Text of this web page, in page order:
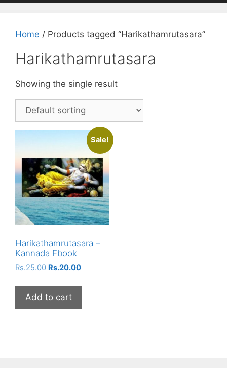
Home / Products tagged “Harikathamrutasara”
Harikathamrutasara
Showing the single result
Sale!
Harikathamrutasara –
Kannada Ebook
Rs.25.00 Rs.20.00
Add to cart